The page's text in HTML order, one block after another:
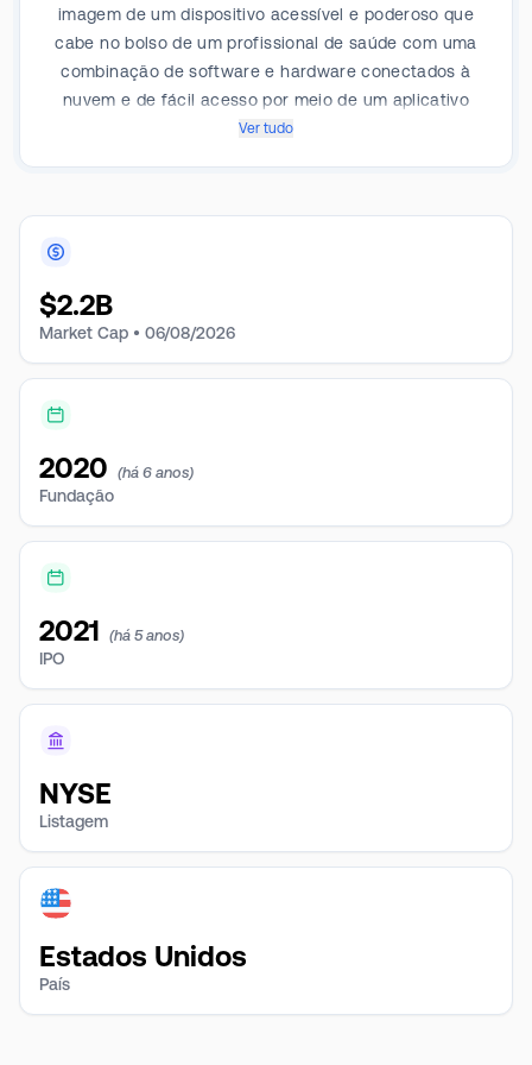
imagem de um dispositivo acessível e poderoso que
cabe no bolso de um profissional de saúde com uma
combinação de software e hardware conectados à
nuvem e de fácil acesso por meio de um aplicativo
móvel. A empresa permite a aplicação prática de
de todo o corpo em uma única sonda de mão usando
semicondutores. Com sua interface pequena, portátil,
Ver tudo
$2.2B
Market Cap • 06/08/2026
2020 (há 6 anos)
Fundação
2021 (há 5 anos)
IPO
NYSE
Listagem
Estados Unidos
País